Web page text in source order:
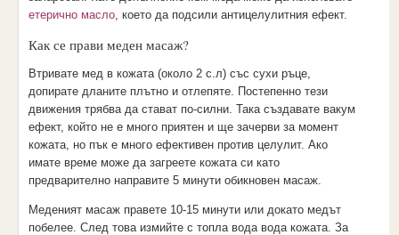
етерично масло, което да подсили антицелулитния ефект.
Как се прави меден масаж?
Втривате мед в кожата (около 2 с.л) със сухи ръце,
допирате дланите плътно и отлепяте. Постепенно тези
движения трябва да стават по-силни. Така създавате вакум
ефект, който не е много приятен и ще зачерви за момент
кожата, но пък е много ефективен против целулит. Ако
имате време може да загреете кожата си като
предварително направите 5 минути обикновен масаж.
Меденият масаж правете 10-15 минути или докато медът
побелее. След това измийте с топла вода вода кожата. За